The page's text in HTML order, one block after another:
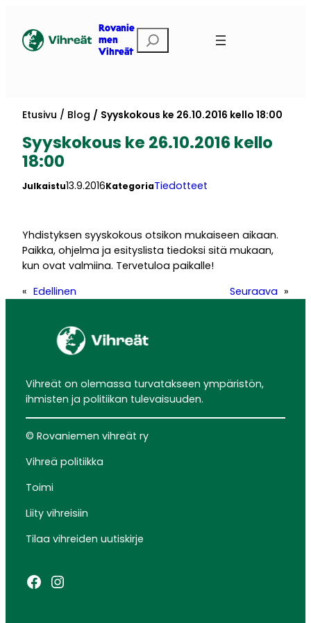
sisältöön
Rovanie
men
Vihreät
Etsi
Etusivu Blog Syyskokous ke 26.10.2016 kello 18:00
Syyskokous ke 26.10.2016 kello
18:00
Julkaistu13.9.2016KategoriaTiedotteet
Yhdistyksen syyskokous otsikon mukaiseen aikaan.
Paikka, ohjelma ja esityslista tiedoksi sitä mukaan,
kun ovat valmiina. Tervetuloa paikalle!
« Edellinen Seuraava »
Vihreät on olemassa turvatakseen ympäristön,
ihmisten ja politiikan tulevaisuuden.
© Rovaniemen vihreät ry
Vihreä politiikka
Toimi
Liity vihreisiin
Tilaa vihreiden uutiskirje
Facebook
Instagram